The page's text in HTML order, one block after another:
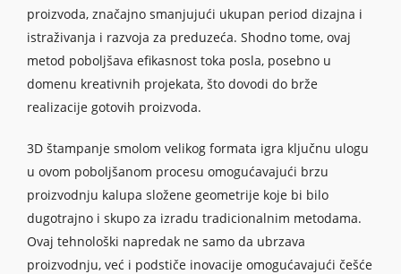
proizvoda, značajno smanjujući ukupan period dizajna i
istraživanja i razvoja za preduzeća. Shodno tome, ovaj
metod poboljšava efikasnost toka posla, posebno u
domenu kreativnih projekata, što dovodi do brže
realizacije gotovih proizvoda.
3D štampanje smolom velikog formata igra ključnu ulogu
u ovom poboljšanom procesu omogućavajući brzu
proizvodnju kalupa složene geometrije koje bi bilo
dugotrajno i skupo za izradu tradicionalnim metodama.
Ovaj tehnološki napredak ne samo da ubrzava
proizvodnju, već i podstiče inovacije omogućavajući češće